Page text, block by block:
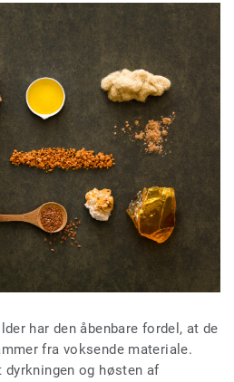
har den åbenbare fordel, at de
fra voksende materiale.
og høsten af